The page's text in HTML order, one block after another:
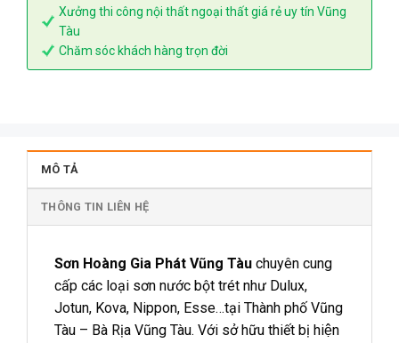
Xưởng thi công nội thất ngoại thất giá rẻ uy tín Vũng
Tàu
Chăm sóc khách hàng trọn đời
MÔ TẢ
THÔNG TIN LIÊN HỆ
Sơn Hoàng Gia Phát Vũng Tàu chuyên cung
cấp các loại sơn nước bột trét như Dulux,
Jotun, Kova, Nippon, Esse…tại Thành phố Vũng
Tàu – Bà Rịa Vũng Tàu. Với sở hữu thiết bị hiện